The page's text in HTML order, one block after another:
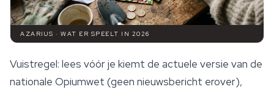
AZARIUS · WAT ER SPEELT IN 2026
Vuistregel: lees vóór je kiemt de actuele versie van de
nationale Opiumwet (geen nieuwsbericht erover),